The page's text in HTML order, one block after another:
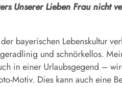
Unserer Lieben Frau nicht
bayerischen Lebenskultur
und schnörkellos.
in einer Urlaubsgegend –
Motiv. Dies kann auch eine